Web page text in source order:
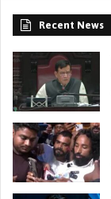
Recent News